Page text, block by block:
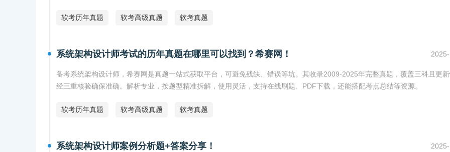
软考历年真题 软考高级真题 软考真题
系统架构设计师考试的历年真题在哪里可以找到？希赛网！
备考系统架构设计师，希赛网是真题一站式获取平台，可避免残缺、错误等坑。其收录2009-2025年完整真题，覆盖三科且更新
经三重核验确保准确。解析专业，按题型精准拆解，使用灵活，支持在线刷题、PDF下载，还能搭配考点总结等资源。
软考历年真题 软考高级真题 软考真题
系统架构设计师案例分析题+答案分享！